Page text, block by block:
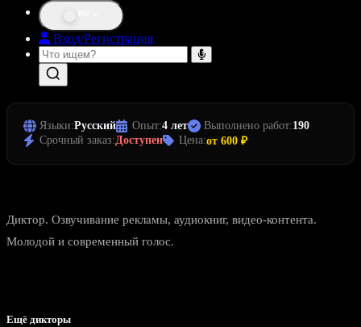
Вход/Регистрация
Языки:Русский Опыт:4 лет Выполнено работ:190
Срочный заказ:Доступен Цена:от 600 ₽
Диктор. Озвучивание рекламы, аудиокниг, видео-контента.
Молодой и современный голос.
Ещё дикторы